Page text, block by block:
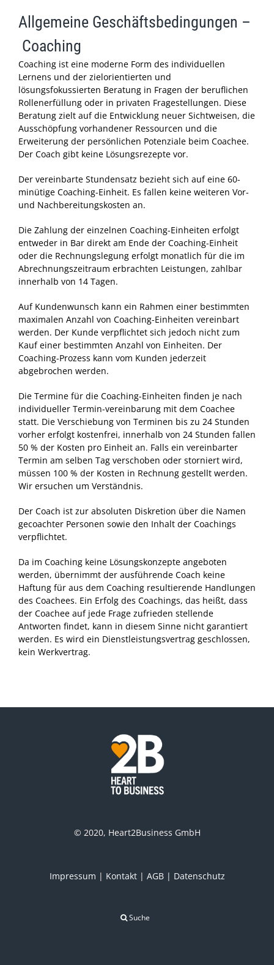
Allgemeine Geschäftsbedingungen –
Coaching
Coaching ist eine moderne Form des individuellen
Lernens und der zielorientierten und
lösungsfokussierten Beratung in Fragen der beruflichen
Rollenerfüllung oder in privaten Fragestellungen. Diese
Beratung zielt auf die Entwicklung neuer Sichtweisen, die
Ausschöpfung vorhandener Ressourcen und die
Erweiterung der persönlichen Potenziale beim Coachee.
Der Coach gibt keine Lösungsrezepte vor.
Der vereinbarte Stundensatz bezieht sich auf eine 60-
minütige Coaching-Einheit. Es fallen keine weiteren Vor-
und Nachbereitungskosten an.
Die Zahlung der einzelnen Coaching-Einheiten erfolgt
entweder in Bar direkt am Ende der Coaching-Einheit
oder die Rechnungslegung erfolgt monatlich für die im
Abrechnungszeitraum erbrachten Leistungen, zahlbar
innerhalb von 14 Tagen.
Auf Kundenwunsch kann ein Rahmen einer bestimmten
maximalen Anzahl von Coaching-Einheiten vereinbart
werden. Der Kunde verpflichtet sich jedoch nicht zum
Kauf einer bestimmten Anzahl von Einheiten. Der
Coaching-Prozess kann vom Kunden jederzeit
abgebrochen werden.
Die Termine für die Coaching-Einheiten finden je nach
individueller Termin-vereinbarung mit dem Coachee
statt. Die Verschiebung von Terminen bis zu 24 Stunden
vorher erfolgt kostenfrei, innerhalb von 24 Stunden fallen
50 % der Kosten pro Einheit an. Falls ein vereinbarter
Termin am selben Tag verschoben oder storniert wird,
müssen 100 % der Kosten in Rechnung gestellt werden.
Wir ersuchen um Verständnis.
Der Coach ist zur absoluten Diskretion über die Namen
gecoachter Personen sowie den Inhalt der Coachings
verpflichtet.
Da im Coaching keine Lösungskonzepte angeboten
werden, übernimmt der ausführende Coach keine
Haftung für aus dem Coaching resultierende Handlungen
des Coachees. Ein Erfolg des Coachings, das heißt, dass
der Coachee auf jede Frage zufrieden stellende
Antworten findet, kann in diesem Sinne nicht garantiert
werden. Es wird ein Dienstleistungsvertrag geschlossen,
kein Werkvertrag.
© 2020, Heart2Business GmbH
Impressum | Kontakt| AGB| Datenschutz
Suche